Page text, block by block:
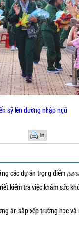
sỹ lên đường nhập ngũ
In
các dự án trọng điểm (08/
kiểm tra việc khám sức
án sắp xếp trường học